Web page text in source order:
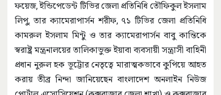
ফয়েজ, ইন্ডিপেডেন্ট টিভির জেলা প্রতিনিধি তৌফিকুল ইসলাম
লিপু, তার ক্যামেরাপার্সন শরীফ, ৭১ টিভির জেলা প্রতিনিধি
কামরুল ইসলাম মিন্টু ও তার ক্যামেরাপার্সন বাবু কান্তিকে
স্বরাষ্ট্র মন্ত্রনালয়ের তালিকাভুক্ত ইয়াবা ব্যবসায়ী সন্ত্রাসী বাহিনী
প্রধান নুরুল হক ভূট্টোর নেতৃত্বে মারাত্মকভাবে কুপিয়ে আহত
করায় তীব্র নিন্দা জানিয়েছেন বাংলাদেশ অনলাইন নিউজ